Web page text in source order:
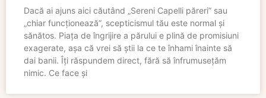
Dacă ai ajuns aici căutând „Sereni Capelli păreri” sau
„chiar funcționează”, scepticismul tău este normal și
sănătos. Piața de îngrijire a părului e plină de promisiuni
exagerate, așa că vrei să știi la ce te înhami înainte să
dai banii. Îți răspundem direct, fără să înfrumusețăm
nimic. Ce face și